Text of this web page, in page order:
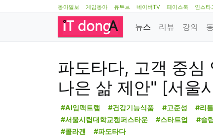
동아일보 게임동아 유튜브 네이버TV 페이스북 인스타
뉴스 리뷰 강의
파도타다, 고객 중심
나은 삶 제안" [서울
#AI임팩트랩 #건강기능식품 #고준성 #리
#서울시립대학교캠퍼스타운
#스타트업 #슬
#콜라겐
#파도타다